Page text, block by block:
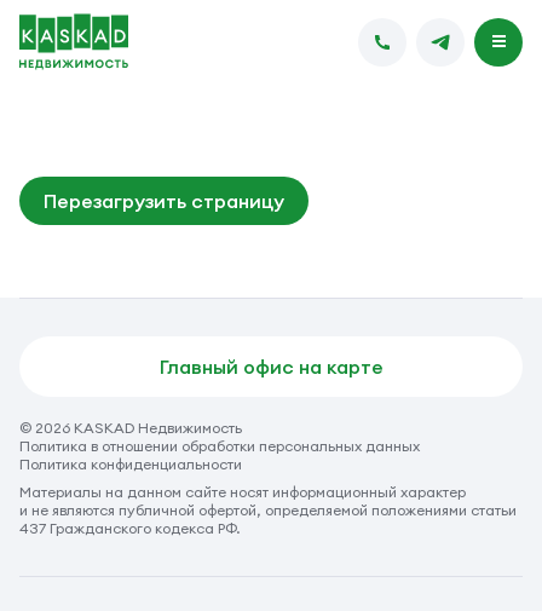
Перезагрузить страницу
Главный офис на карте
© 2026 KASKAD Недвижимость
Политика в отношении обработки персональных данных
Политика конфиденциальности
Материалы на данном сайте носят информационный характер
и не являются публичной офертой, определяемой положениями статьи
437 Гражданского кодекса РФ.